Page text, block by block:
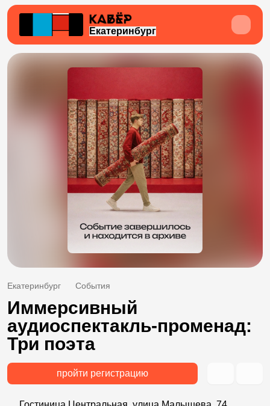
Екатеринбург
Екатеринбург События
Иммерсивный
аудиоспектакль-променад:
Три поэта
пройти регистрацию